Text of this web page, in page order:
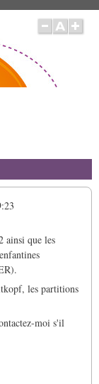
ainsi que les
les partitions
moi s'il